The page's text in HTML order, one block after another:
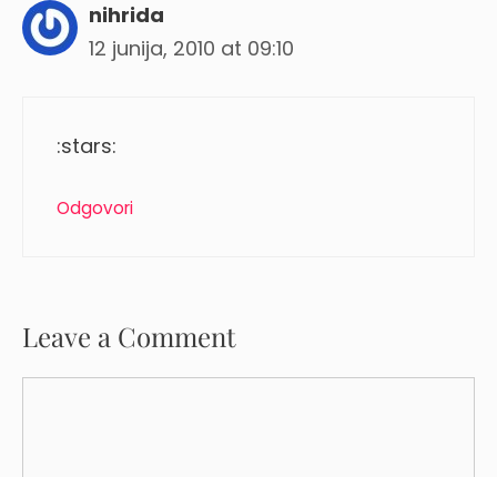
nihrida
12 junija, 2010 at 09:10
:stars:
Odgovori
Leave a Comment